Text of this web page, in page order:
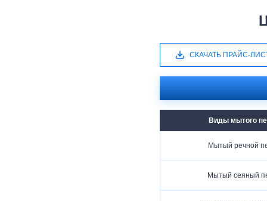
СКАЧАТЬ ПРАЙС-
Виды мытого
Мытый речной
Мытый сеяный